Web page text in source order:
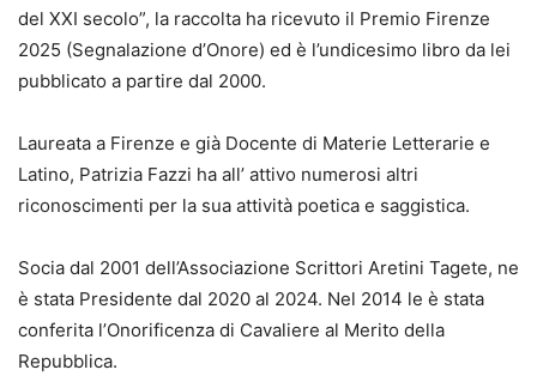
del XXI secolo”, la raccolta ha ricevuto il Premio Firenze
2025 (Segnalazione d’Onore) ed è l’undicesimo libro da lei
pubblicato a partire dal 2000.
Laureata a Firenze e già Docente di Materie Letterarie e
Latino, Patrizia Fazzi ha all’ attivo numerosi altri
riconoscimenti per la sua attività poetica e saggistica.
Socia dal 2001 dell’Associazione Scrittori Aretini Tagete, ne
è stata Presidente dal 2020 al 2024. Nel 2014 le è stata
conferita l’Onorificenza di Cavaliere al Merito della
Repubblica.